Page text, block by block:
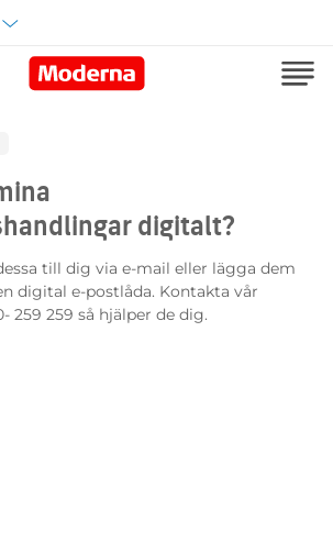
digitalt?
till dig via e-mail eller lägga dem
digital e-postlåda. Kontakta vår
259 259 så hjälper de dig.